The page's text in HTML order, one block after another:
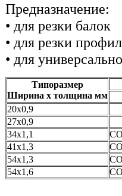
Предназначение:
• для резки балок
• для резки
• для
Типоразмер
Ширина х толщина мм
20х0,9
27х0,9
34х1,1
41х1,3
54х1,3
54х1,6